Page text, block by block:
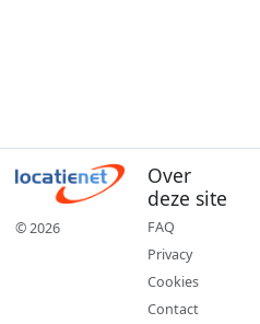
© 2026
Over
deze site
FAQ
Privacy
Cookies
Contact